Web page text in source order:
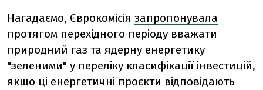
Нагадаємо, Єврокомісія запропонувала
протягом перехідного періоду вважати
природний газ та ядерну енергетику
"зеленими" у переліку класифікації інвестицій,
якщо ці енергетичні проєкти відповідають